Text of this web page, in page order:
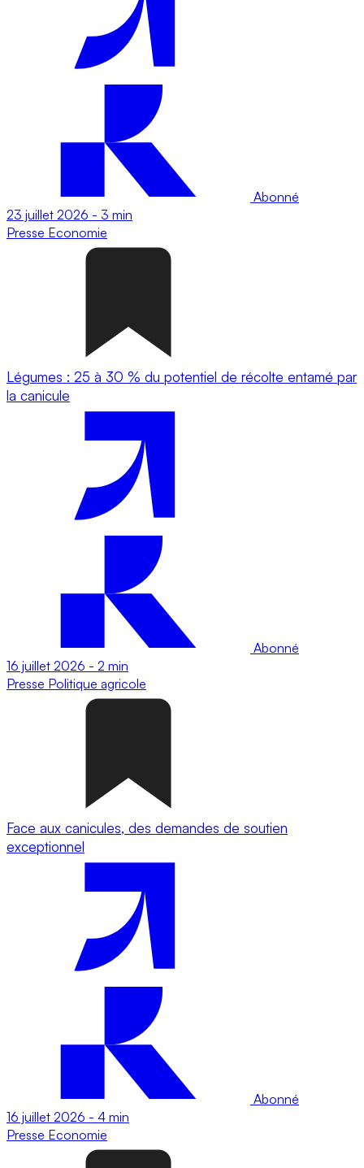
Abonné
23 juillet 2026 - 3 min
Presse Economie
Légumes : 25 à 30 % du potentiel de récolte entamé par
la canicule
Abonné
16 juillet 2026 - 2 min
Presse Politique agricole
Face aux canicules, des demandes de soutien
exceptionnel
Abonné
16 juillet 2026 - 4 min
Presse Economie